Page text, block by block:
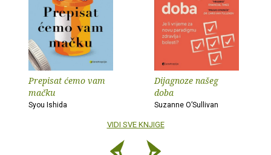
Prepisat ćemo vam
mačku
Syou Ishida
Dijagnoze našeg
doba
Suzanne O’Sullivan
VIDI SVE KNJIGE